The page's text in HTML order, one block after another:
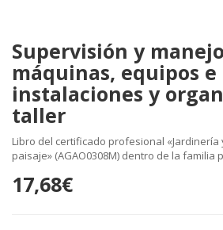
Supervisión y
máquinas, equipos e
instalaciones y
taller
Libro del certificado profesional
paisaje» (AGAO0308M) dentro de la familia
17,68€